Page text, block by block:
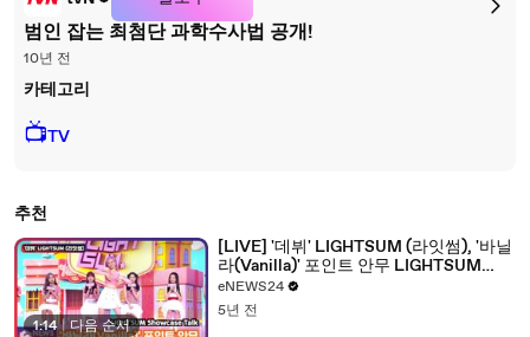
범인 잡는 최첨단 과학수사법 공개!
10년 전
카테고리
📺TV
추천
1:14 | 다음 순서
[LIVE] '데뷔' LIGHTSUM (라잇썸), '바닐
라(Vanilla)' 포인트 안무 LIGHTSUM
Showcase Talk
eNEWS24
5년 전